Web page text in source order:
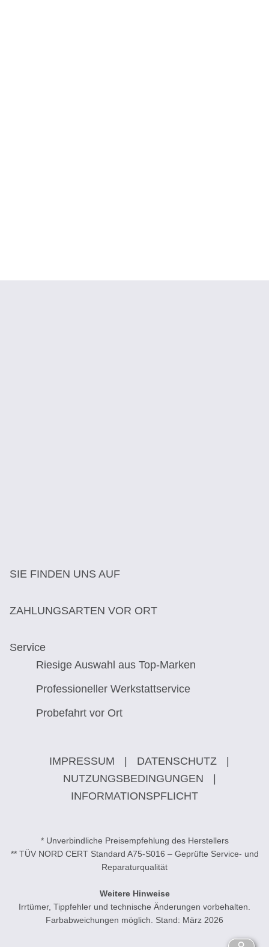
SIE FINDEN UNS AUF
ZAHLUNGSARTEN VOR ORT
Service
Riesige Auswahl aus Top-Marken
Professioneller Werkstattservice
Probefahrt vor Ort
IMPRESSUM DATENSCHUTZ
NUTZUNGSBEDINGUNGEN
INFORMATIONSPFLICHT
* Unverbindliche Preisempfehlung des Herstellers
** TÜV NORD CERT Standard A75-S016 – Geprüfte Service- und
Reparaturqualität
Weitere Hinweise
Irrtümer, Tippfehler und technische Änderungen vorbehalten.
Farbabweichungen möglich. Stand: März 2026